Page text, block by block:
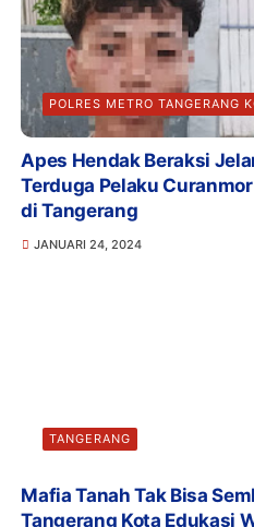
POLRES METRO TANGERANG
Apes Hendak Beraksi
Terduga Pelaku
di Tangerang
JANUARI 24, 2024
TANGERANG
Mafia Tanah Tak Bisa
Tangerang Kota Edukasi